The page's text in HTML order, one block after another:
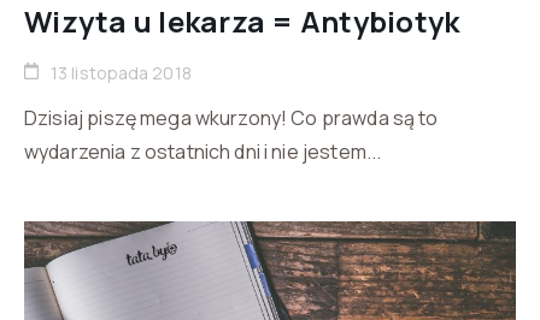
Wizyta u lekarza = Antybiotyk
13 listopada 2018
Dzisiaj piszę mega wkurzony! Co prawda są to
wydarzenia z ostatnich dni i nie jestem...